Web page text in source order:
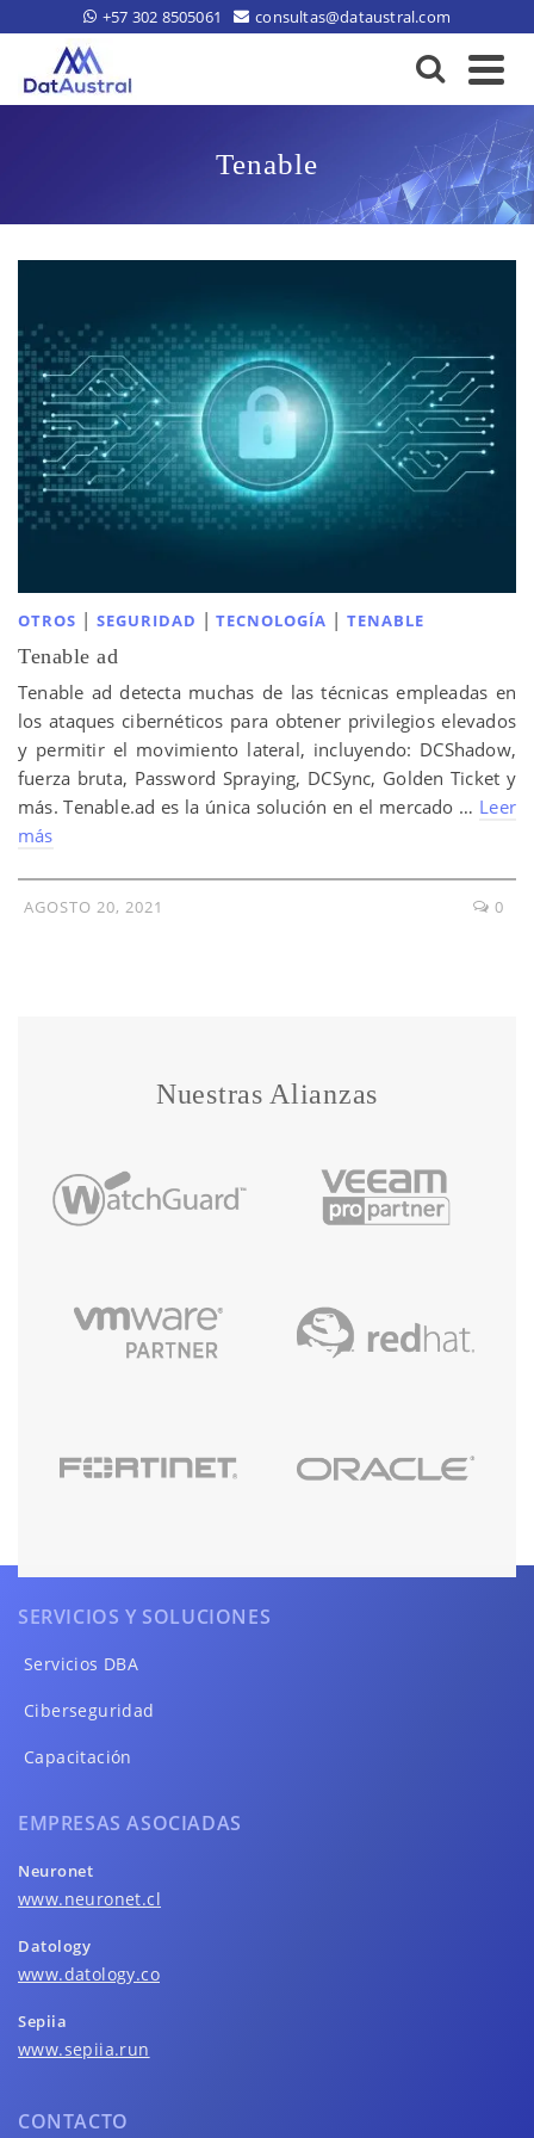
+57 302 8505061 consultas@dataustral.com
Tenable
OTROS | SEGURIDAD |TECNOLOGÍA | TENABLE
Tenable ad
Tenable ad detecta muchas de las técnicas empleadas en
los ataques cibernéticos para obtener privilegios elevados
y permitir el movimiento lateral, incluyendo: DCShadow,
fuerza bruta, Password Spraying, DCSync, Golden Ticket y
más. Tenable.ad es la única solución en el mercado … Leer
más
AGOSTO 20, 2021 0
Nuestras Alianzas
SERVICIOS Y SOLUCIONES
Servicios DBA
Ciberseguridad
Capacitación
EMPRESAS ASOCIADAS
Neuronet
www.neuronet.cl
Datology
www.datology.co
Sepiia
www.sepiia.run
CONTACTO